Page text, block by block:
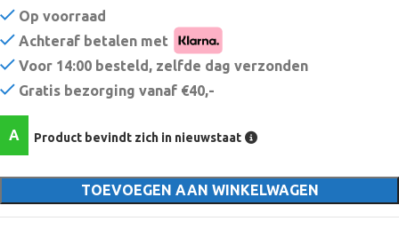
traditioneel horloge. Deze slanke en stijlvolle smartwatch is
ontworpen voor mensen met een actieve levensstijl die
onderweg verbonden willen blijven. De CMF BY NOTHING Pro
2 smartwatch is uitgerust met een reeks functies, waarmee u
uw dagelijkse activiteiten kunt volgen, uw hartslag kunt
controleren en meldingen van uw smartphone kunt
ontvangen. Met een levendig kleurendisplay en aanpasbare
functioneel. Of u nu naar de sportschool gaat, gaat hardlopen
of gewoon uw dagelijkse routine doorloopt, de CMF BY
Op voorraad
Achteraf betalen met
Voor 14:00 besteld, zelfde dag verzonden
Gratis bezorging vanaf €40,-
A Product bevindt zich in nieuwstaat
TOEVOEGEN AAN WINKELWAGEN